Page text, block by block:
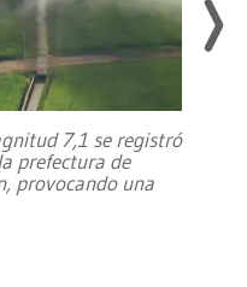
7,1 se registró
prefectura de
provocando una